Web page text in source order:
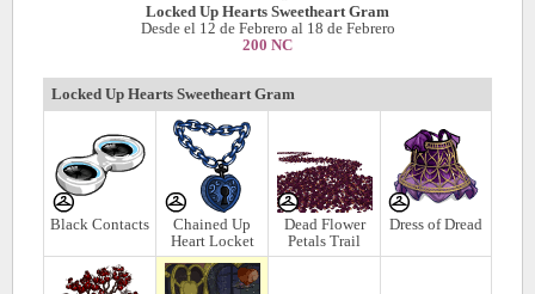
Locked Up Hearts Sweetheart Gram
Desde el 12 de Febrero al 18 de Febrero
200 NC
Locked Up Hearts Sweetheart Gram
Black Contacts
Chained Up
Heart Locket
Dead Flower
Petals Trail
Dress of Dread